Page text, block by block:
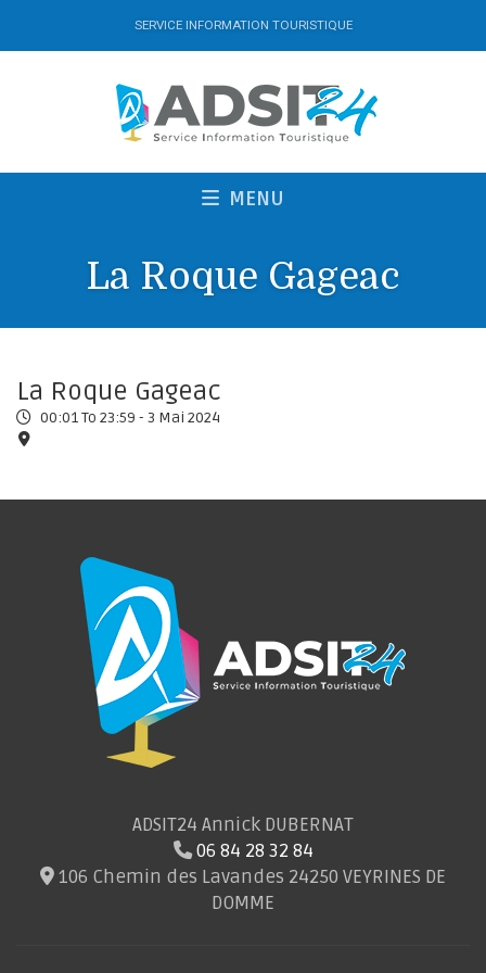
SERVICE INFORMATION TOURISTIQUE
MENU
La Roque Gageac
La Roque Gageac
00:01 To 23:59 - 3 Mai 2024
ADSIT24 Annick DUBERNAT
06 84 28 32 84
106 Chemin des Lavandes 24250 VEYRINES DE
DOMME